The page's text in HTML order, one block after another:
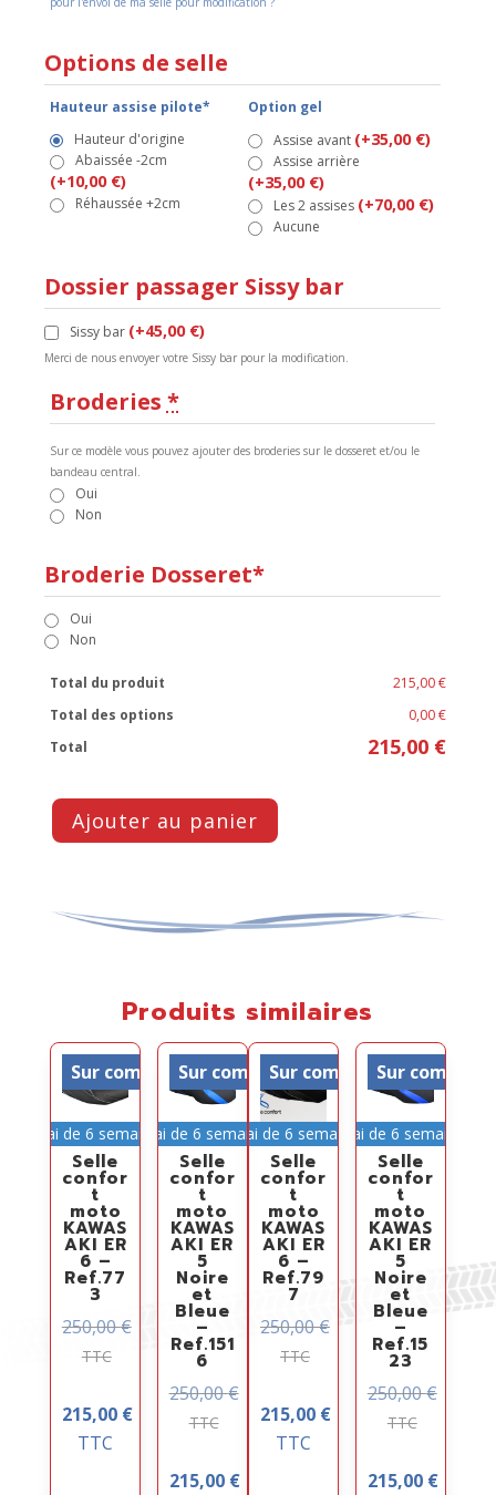
Broderie Dosseret*
Oui
Non
Broderies *
Sur ce modèle vous pouvez ajouter des broderies sur le dosseret et/ou le
bandeau central.
Oui
Non
Dossier passager Sissy bar
Sissy bar (+45,00 €)
Merci de nous envoyer votre Sissy bar pour la modification.
Options de selle
Hauteur assise pilote*
Hauteur d'origine
Abaissée -2cm
(+10,00 €)
Réhaussée +2cm
Option gel
Assise avant (+35,00 €)
Assise arrière
(+35,00 €)
Les 2 assises (+70,00 €)
Aucune
Total du produit
215,00 €
Total des options
0,00 €
Total
215,00 €
Ajouter au panier
Produits similaires
Sur commande
Délai de 6 semaines
Selle
confor
t
moto
KAWAS
AKI ER
6 –
Ref.77
3
250,00€
TTC
215,00 €
TTC
Sur commande
Délai de 6 semaines
Selle
confor
t
moto
KAWAS
AKI ER
5
Noire
et
Bleue
–
Ref.151
6
250,00€
TTC
215,00 €
Sur commande
Délai de 6 semaines
Selle
confor
t
moto
KAWAS
AKI ER
6 –
Ref.79
7
250,00€
TTC
215,00 €
TTC
Sur
Délai de 6 semaines
Selle
confor
t
moto
KAWAS
AKI ER
5
Noire
et
Bleue
–
Ref.15
23
250,00€
TTC
215,00 €